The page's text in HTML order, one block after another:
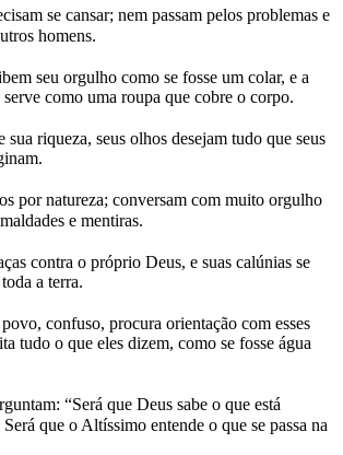
se cansar; nem passam pelos problemas e
homens.
seu orgulho como se fosse um colar, e a
como uma roupa que cobre o corpo.
sua riqueza, seus olhos desejam tudo que seus
por natureza; conversam com muito orgulho
e mentiras.
contra o próprio Deus, e suas calúnias se
a terra.
confuso, procura orientação com esses
tudo o que eles dizem, como se fosse água
“Será que Deus sabe o que está
que o Altíssimo entende o que se passa na